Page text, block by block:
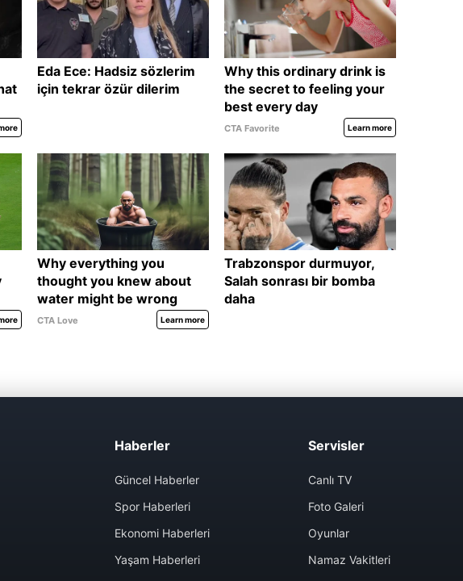
Haberler
Güncel Haberler
Spor Haberleri
Ekonomi Haberleri
Yaşam Haberleri
Servisler
Canlı TV
Foto Galeri
Oyunlar
Namaz Vakitleri